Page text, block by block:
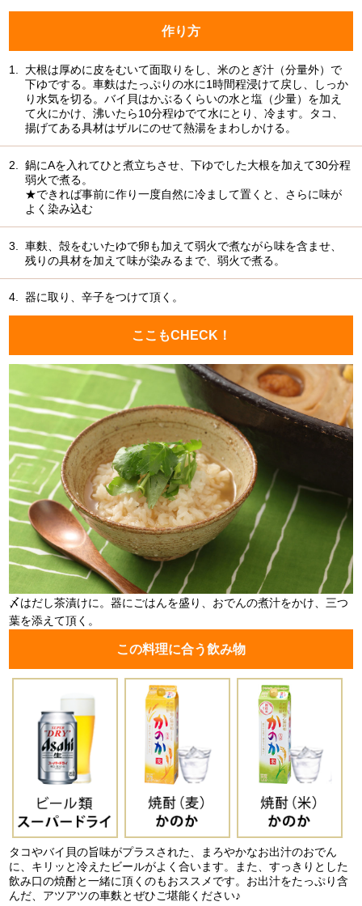
作り方
1.
大根は厚めに皮をむいて面取りをし、米のとぎ汁（分量外）で
下ゆでする。車麩はたっぷりの水に1時間程浸けて戻し、しっか
り水気を切る。バイ貝はかぶるくらいの水と塩（少量）を加え
て火にかけ、沸いたら10分程ゆでて水にとり、冷ます。タコ、
揚げてある具材はザルにのせて熱湯をまわしかける。
2.
鍋にAを入れてひと煮立ちさせ、下ゆでした大根を加えて30分程
弱火で煮る。
★できれば事前に作り一度自然に冷まして置くと、さらに味が
よく染み込む
3.
車麩、殻をむいたゆで卵も加えて弱火で煮ながら味を含ませ、
残りの具材を加えて味が染みるまで、弱火で煮る。
4. 器に取り、辛子をつけて頂く。
ここもCHECK！
〆はだし茶漬けに。器にごはんを盛り、おでんの煮汁をかけ、三つ
葉を添えて頂く。
この料理に合う飲み物
タコやバイ貝の旨味がプラスされた、まろやかなお出汁のおでん
に、キリッと冷えたビールがよく合います。また、すっきりとした
飲み口の焼酎と一緒に頂くのもおススメです。お出汁をたっぷり含
んだ、アツアツの車麩とぜひご堪能ください♪